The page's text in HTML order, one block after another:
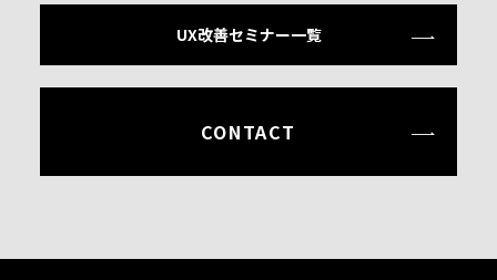
UX改善セミナー一覧
CONTACT